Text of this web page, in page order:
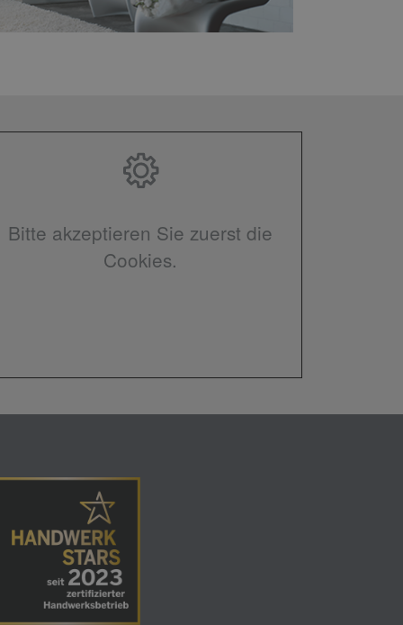
Bitte akzeptieren Sie zuerst die
Cookies.